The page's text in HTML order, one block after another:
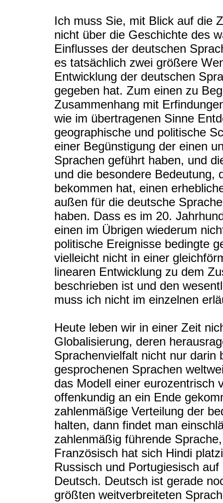
Ich muss Sie, mit Blick auf die
nicht über die Geschichte des
Einflusses der deutschen
es tatsächlich zwei größere
Entwicklung der deutschen
gegeben hat. Zum einen zu
Zusammenhang mit
wie im übertragenen Sinne
geographische und politische
einer Begünstigung der einen
Sprachen geführt haben, und
und die besondere Bedeutung,
bekommen hat, einen
außen für die deutsche
haben. Dass es im 20.
einen im Übrigen wiederum
politische Ereignisse bedingte
vielleicht nicht in einer
linearen Entwicklung zu dem
beschrieben ist und den
muss ich nicht im einzelnen
Heute leben wir in einer Zeit
Globalisierung, deren
Sprachenvielfalt nicht nur
gesprochenen Sprachen
das Modell einer eurozentrisch
offenkundig an ein Ende
zahlenmäßige Verteilung der
halten, dann findet man
zahlenmäßig führende
Französisch hat sich Hindi
Russisch und Portugiesisch
Deutsch. Deutsch ist gerade
größten weitverbreiteten